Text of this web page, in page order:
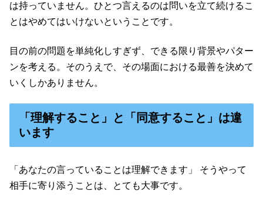
は持っていません。ひとつ言えるのは問いを立て続けるこ
とはやめてはいけないということです。
目の前の問題を単純化しすぎず、できる限り背景やパター
ンを考える。そのうえで、その場面における最善を決めて
いくしかありません。
「理解すること」と「同意すること」は違
います
「あなたの言っていることは理解できます」 そうやって
相手に寄り添うことは、とても大事です。